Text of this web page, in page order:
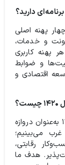
دارید؟
پهنه اصلی
و خدمات،
پهنه کاربری
و ضوابط
اقتصادی و
منطقه آزاد ماکو را در سال ۱۴۲۰ به‌عنوان دروازه
می‌بینیم؛
رقابتی،
هدف ما